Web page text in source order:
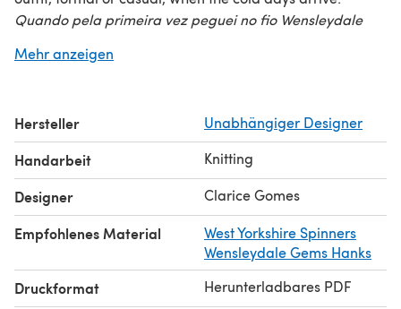
Quando pela primeira vez peguei no fio Wensleydale
à sua beleza, evidenciando o halo e brilho que o
rendadas e torcidos a complementar um corpo
trabalhado em meia. Leve e sumptuoso, a delicadeza do
resultado final adequa-o a ser utilizado em todas as
ocasiões fazendo dele um acessório favorito para a
próxima estação.
Mehr anzeigen
Hersteller Unabhängiger Designer
Handarbeit Knitting
Designer Clarice Gomes
Empfohlenes Material
West Yorkshire Spinners
Wensleydale Gems Hanks
Druckformat Herunterladbares PDF